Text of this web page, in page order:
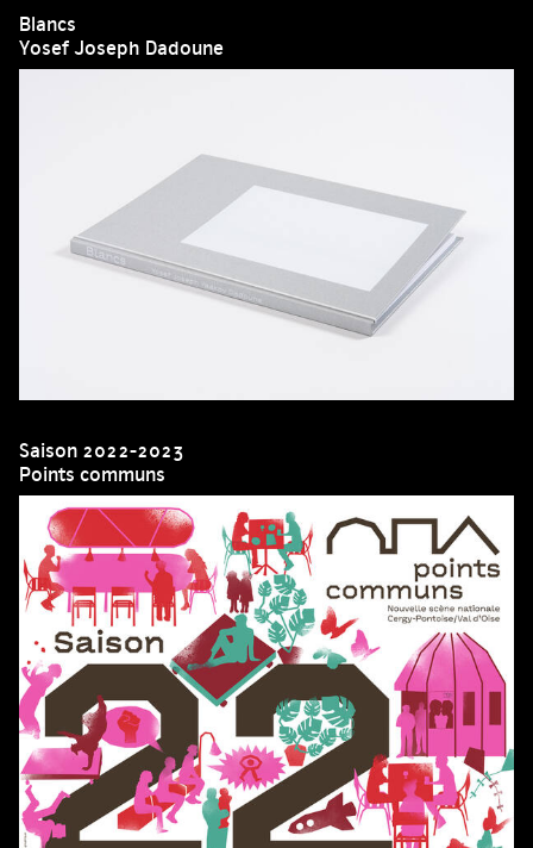
Blancs
Yosef Joseph Dadoune
Saison 2022-2023
Points communs